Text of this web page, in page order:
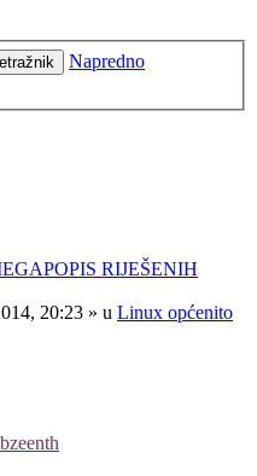
Napredno
RIJEŠENIH
20:23 » u Linux općenito